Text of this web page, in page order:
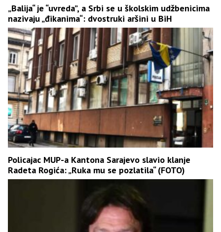
„Balija“ je “uvreda”, a Srbi se u školskim udžbenicima
nazivaju „đikanima“: dvostruki aršini u BiH
Policajac MUP-a Kantona Sarajevo slavio klanje
Radeta Rogića: „Ruka mu se pozlatila“ (FOTO)